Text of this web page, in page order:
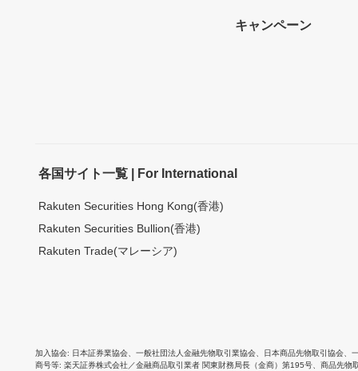
キャンペーン
各国サイト一覧 | For International
Rakuten Securities Hong Kong(香港)
Rakuten Securities Bullion(香港)
Rakuten Trade(マレーシア)
加入協会 日本証券業協会 一般社団法人金融先物取引業協会 日本商品先物取引協会
商号等 楽天証券株式会社／金融商品取引業者 関東財務局長（金商）第195号、商品先物